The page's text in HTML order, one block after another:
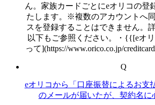
ん。家族カードごとにeオリコの登
たします。※複数のアカウントへ
スを登録することはできません。
以下もご参照ください。・{{[eオ
って](https://www.orico.co.jp/
Q
eオリコから「口座振替によるお支
のメールが届いたが、契約名に